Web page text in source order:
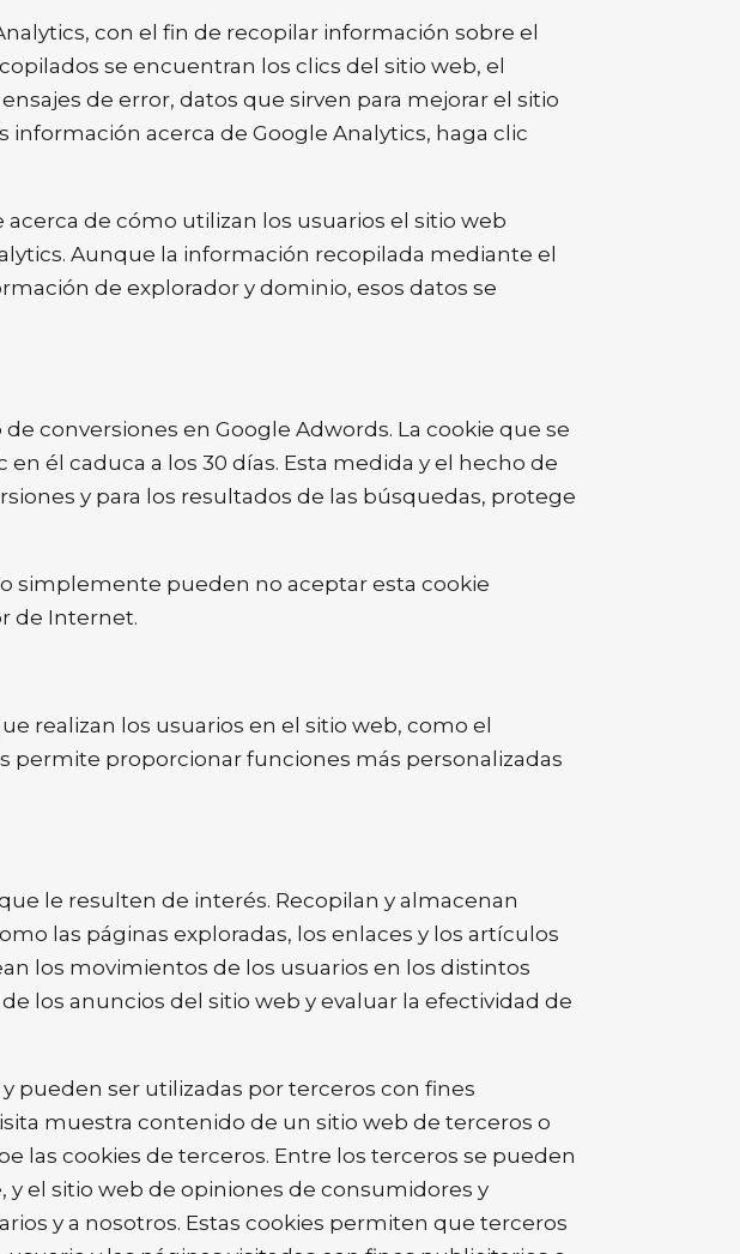
con el fin de recopilar información sobre el
se encuentran los clics del sitio web, el
de error, datos que sirven para mejorar el sitio
acerca de Google Analytics, haga clic
de cómo utilizan los usuarios el sitio web
Aunque la información recopilada mediante el
de explorador y dominio, esos datos se
conversiones en Google Adwords. La cookie que se
él caduca a los 30 días. Esta medida y el hecho de
y para los resultados de las búsquedas, protege
simplemente pueden no aceptar esta cookie
de Internet.
realizan los usuarios en el sitio web, como el
permite proporcionar funciones más personalizadas
le resulten de interés. Recopilan y almacenan
las páginas exploradas, los enlaces y los artículos
los movimientos de los usuarios en los distintos
los anuncios del sitio web y evaluar la efectividad de
pueden ser utilizadas por terceros con fines
muestra contenido de un sitio web de terceros o
las cookies de terceros. Entre los terceros se pueden
y el sitio web de opiniones de consumidores y
y a nosotros. Estas cookies permiten que terceros